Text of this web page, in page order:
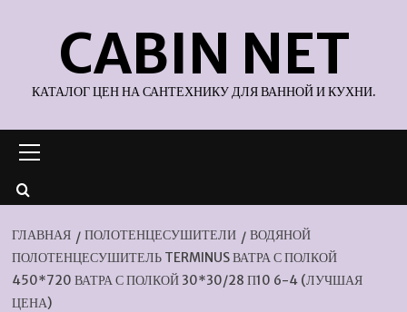
содержимомуCABIN NET
КАТАЛОГ ЦЕН НА САНТЕХНИКУ ДЛЯ ВАННОЙ И КУХНИ.
меню
ГЛАВНАЯ ПОЛОТЕНЦЕСУШИТЕЛИ
ВОДЯНОЙ
ПОЛОТЕНЦЕСУШИТЕЛЬ TERMINUS ВАТРА С ПОЛКОЙ
450*720 ВАТРА С ПОЛКОЙ 30*30/28 П10 6-4 (ЛУЧШАЯ
ЦЕНА)